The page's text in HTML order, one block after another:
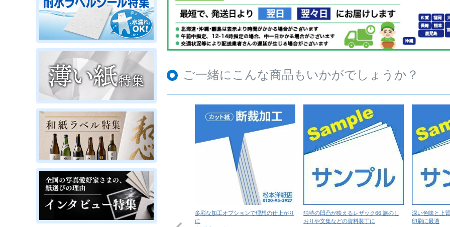
ご一緒にこんな商品もいかがでしょうか？
多彩な加工オプションで理想の仕上がり
に
独特の凹凸が映えるレザック66 旅のし
おりや文集などの資料装丁に
深い色味と上
印刷に最適